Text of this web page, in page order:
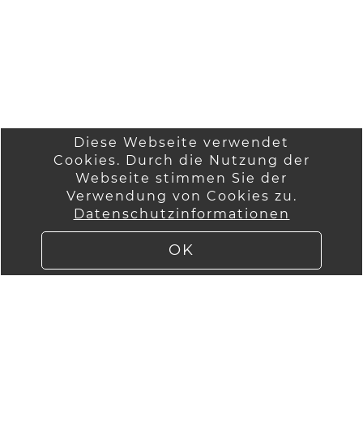
Diese Webseite verwendet
Cookies. Durch die Nutzung der
Webseite stimmen Sie der
Verwendung von Cookies zu.
Datenschutzinformationen
OK
Startseite
Anmelden
Versandinformatio
Lieferung
Wir über uns
AGB
Kontakt